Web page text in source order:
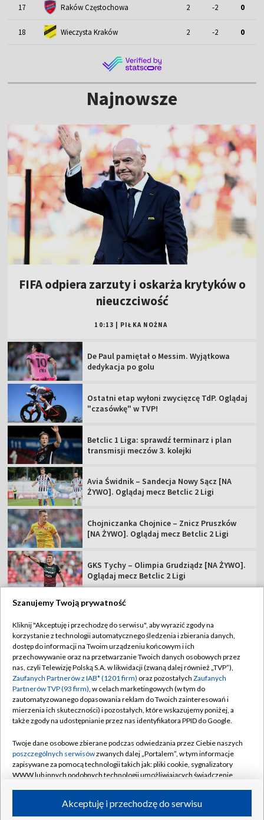
17 Raków Częstochowa 2 -2 0
18 Wieczysta Kraków 2 -2 0
Najnowsze
FIFA odpiera zarzuty i oskarża krytyków o
nieuczciwość
10:13 PIŁKA NOŻNA
De Paul pamiętał o Messim. Wyjątkowa
dedykacja po golu
Ostatni etap wyłoni zwycięzcę TdP. Oglądaj
"czasówkę" w TVP!
Betclic 1 Liga: sprawdź terminarz i plan
transmisji meczów 3. kolejki
Avia Świdnik – Sandecja Nowy Sącz [NA
ŻYWO]. Oglądaj mecz Betclic 2 Ligi
Chojniczanka Chojnice – Znicz Pruszków
[NA ŻYWO]. Oglądaj mecz Betclic 2 Ligi
GKS Tychy – Olimpia Grudziądz [NA ŻYWO].
Oglądaj mecz Betclic 2 Ligi
TVP
Abonament TVP
Sklep TVP
Biuro Reklamy
Oferta Handlowa
Emisja w TVP
Rada Programowa
Ogłoszenia przetargowe
Akademia Telewizyjna
Regulamin TVP
Polityka prywatności
Moje zgody
Biuro reklamy
Kanały
©2026 Telewizja Polska Spółka Akcyjna w likwidacji
Szanujemy Twoją prywatność
Kliknij "Akceptuję i przechodzę do serwisu", aby wyrazić zgody na
korzystanie z technologii automatycznego śledzenia i zbierania danych,
dostęp do informacji na Twoim urządzeniu końcowym i ich
przechowywanie oraz na przetwarzanie Twoich danych osobowych przez
nas, czyli Telewizję Polską S.A. w likwidacji (zwaną dalej również „TVP”),
Zaufanych Partnerów z IAB* (1201 firm) oraz pozostałych Zaufanych
Partnerów TVP (93 firm), w celach marketingowych (w tym do
zautomatyzowanego dopasowania reklam do Twoich zainteresowań i
mierzenia ich skuteczności) i pozostałych, które wskazujemy poniżej, a
także zgody na udostępnianie przez nas identyfikatora PPID do Google.
Twoje dane osobowe zbierane podczas odwiedzania przez Ciebie naszych
poszczególnych serwisówzwanych dalej „Portalem”, w tym informacje
zapisywane za pomocą technologii takich jak: pliki cookie, sygnalizatory
WWW lub innych podobnych technologii umożliwiających świadczenie
ruchu w Internecie.Akceptuję i przechodzę do serwisu